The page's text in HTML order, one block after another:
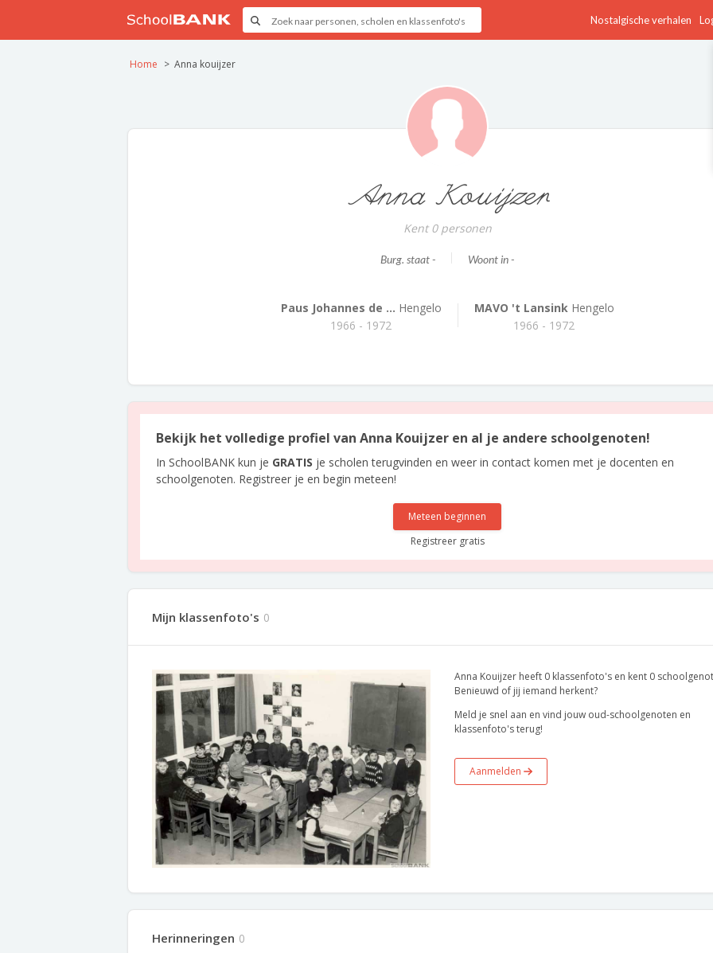
Nostalgische verhalen
Home Anna kouijzer
Anna Kouijzer
Kent 0 personen
Burg. staat - Woont in -
Paus Johannes de ... Hengelo
1966 - 1972
MAVO 't LansinkHengelo
1966 - 1972
Bekijk het volledige profiel van Anna Kouijzer en al je andere schoolgenoten!
In SchoolBANK kun je GRATIS je scholen terugvinden en weer in contact komen met je docenten en
schoolgenoten. Registreer je en begin meteen!
Meteen beginnen
Registreer gratis
Mijn klassenfoto's 0
Anna Kouijzer heeft 0 klassenfoto's en kent 0
Benieuwd of jij iemand herkent?
Meld je snel aan en vind jouw oud-schoolgenoten en
klassenfoto's terug!
Aanmelden
Herinneringen 0